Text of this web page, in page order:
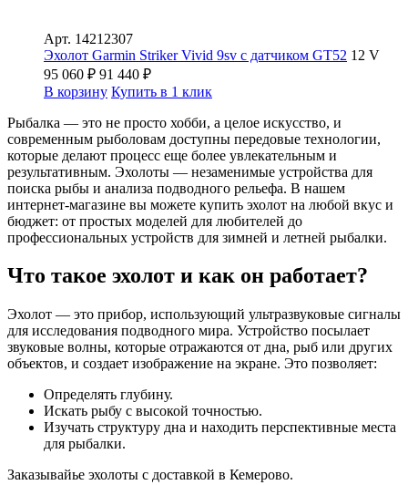
Арт. 14212307
Эхолот Garmin Striker Vivid 9sv с датчиком GT52 12 V
95 060 ₽ 91 440 ₽
В корзину Купить в 1 клик
Рыбалка — это не просто хобби, а целое искусство, и
современным рыболовам доступны передовые технологии,
которые делают процесс еще более увлекательным и
результативным. Эхолоты — незаменимые устройства для
поиска рыбы и анализа подводного рельефа. В нашем
интернет-магазине вы можете купить эхолот на любой вкус и
бюджет: от простых моделей для любителей до
профессиональных устройств для зимней и летней рыбалки.
Что такое эхолот и как он работает?
Эхолот — это прибор, использующий ультразвуковые сигналы
для исследования подводного мира. Устройство посылает
звуковые волны, которые отражаются от дна, рыб или других
объектов, и создает изображение на экране. Это позволяет:
Определять глубину.
Искать рыбу с высокой точностью.
Изучать структуру дна и находить перспективные места
для рыбалки.
Заказывайье эхолоты с доставкой в Кемерово.